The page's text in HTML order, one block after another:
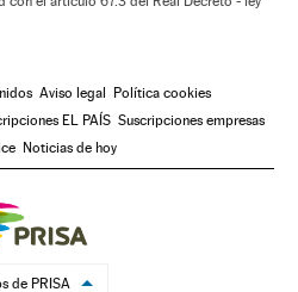
Aviso legal Política cookies
EL PAÍS Suscripciones empresas
Noticias de hoy
de PRISA